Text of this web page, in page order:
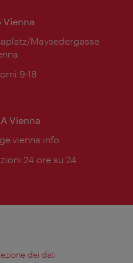
Vienna
Maysedergasse
9-18
Vienna
24 ore su 24
dei dati